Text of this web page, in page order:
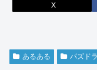
X
あるある パズド